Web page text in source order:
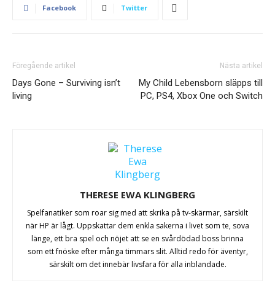
Facebook Twitter
Föregående artikel
Days Gone – Surviving isn’t
living
Nästa artikel
My Child Lebensborn släpps till
PC, PS4, Xbox One och Switch
THERESE EWA KLINGBERG
Spelfanatiker som roar sig med att skrika på tv-skärmar, särskilt
när HP är lågt. Uppskattar dem enkla sakerna i livet som te, sova
länge, ett bra spel och nöjet att se en svårdödad boss brinna
som ett fnöske efter många timmars slit. Alltid redo för äventyr,
särskilt om det innebär livsfara för alla inblandade.